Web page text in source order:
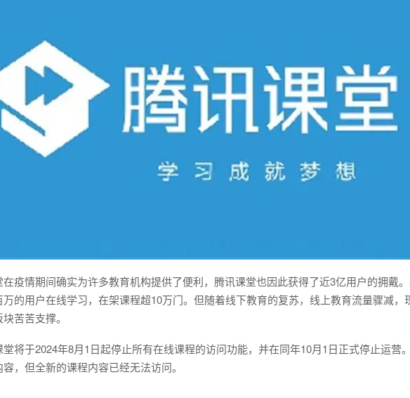
疫情期间确实为许多教育机构提供了便利，腾讯课堂也因此获得了近3亿用户的拥戴
的用户在线学习，在架课程超10万门。但随着线下教育的复苏，线上教育流量骤减，
苦苦支撑。
将于2024年8月1日起停止所有在线课程的访问功能，并在同年10月1日正式停止运营
，但全新的课程内容已经无法访问。